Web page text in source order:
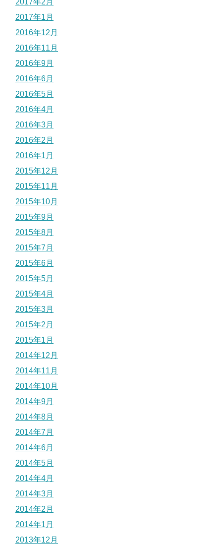
2017年2月
2017年1月
2016年12月
2016年11月
2016年9月
2016年6月
2016年5月
2016年4月
2016年3月
2016年2月
2016年1月
2015年12月
2015年11月
2015年10月
2015年9月
2015年8月
2015年7月
2015年6月
2015年5月
2015年4月
2015年3月
2015年2月
2015年1月
2014年12月
2014年11月
2014年10月
2014年9月
2014年8月
2014年7月
2014年6月
2014年5月
2014年4月
2014年3月
2014年2月
2014年1月
2013年12月